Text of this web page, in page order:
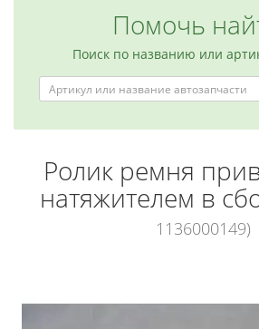
Помочь
Поиск по названию или
Ролик ремня
натяжителем в
1136000149)